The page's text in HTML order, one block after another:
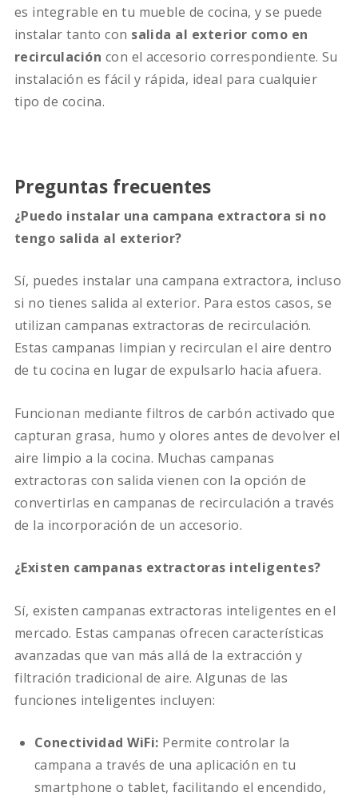
es integrable en tu mueble de cocina, y se puede
instalar tanto con salida al exterior como en
recirculación con el accesorio correspondiente. Su
instalación es fácil y rápida, ideal para cualquier
tipo de cocina.
Preguntas frecuentes
¿Puedo instalar una campana extractora si no
tengo salida al exterior?
Sí, puedes instalar una campana extractora, incluso
si no tienes salida al exterior. Para estos casos, se
utilizan campanas extractoras de recirculación.
Estas campanas limpian y recirculan el aire dentro
de tu cocina en lugar de expulsarlo hacia afuera.
Funcionan mediante filtros de carbón activado que
capturan grasa, humo y olores antes de devolver el
aire limpio a la cocina. Muchas campanas
extractoras con salida vienen con la opción de
convertirlas en campanas de recirculación a través
de la incorporación de un accesorio.
¿Existen campanas extractoras inteligentes?
Sí, existen campanas extractoras inteligentes en el
mercado. Estas campanas ofrecen características
avanzadas que van más allá de la extracción y
filtración tradicional de aire. Algunas de las
funciones inteligentes incluyen:
Conectividad WiFi: Permite controlar la
campana a través de una aplicación en tu
smartphone o tablet, facilitando el encendido,